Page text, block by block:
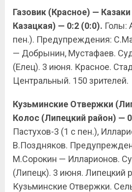
Газовик (Красное) —
Казацкая) — 0:2 (0:0). Голы:
пен.). Предупреждения:
— Добрынин, Мустафаев.
(Елец). 3 июня. Красное.
Центральный. 150 зрителей.
Кузьминские Отвержки
Колос (Липецкий район) —
Пастухов-3 (1 с пен.),
В.Поздняков.
М.Сорокин — Илларионов.
(Липецк). 3 июня. Липецкий
Кузьминские Отвержки.